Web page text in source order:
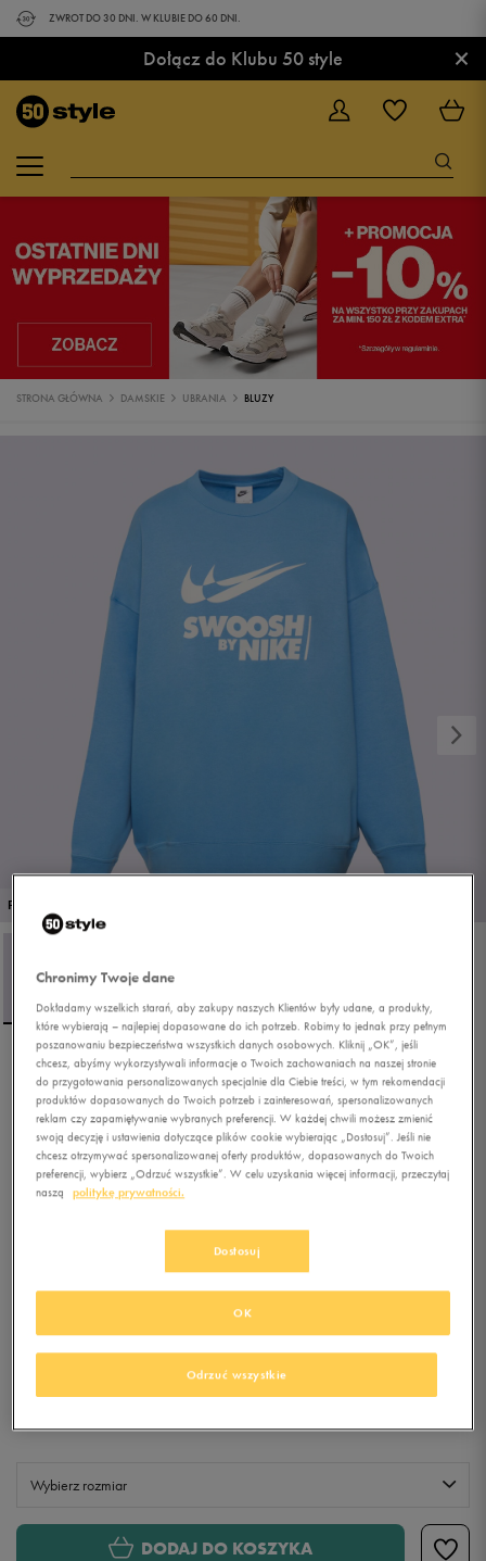
ZWROT DO 30 DNI. W KLUBIE DO 60 DNI.
Dołącz do Klubu 50 style ×
STRONA GŁÓWNA DAMSKIE UBRANIA BLUZY
PROMO: DO -30%
NIKE BLUZA W NSW FLC
OS CREW GLS
0.0 (0)
(cena bezpośrednio przed promocją)
zł -12%(najniższa cena z 30 dni przed obniżką)
172,49złz Vat
KLUBIE 50 STYLE
Wybierz rozmiar
Powiadom o dostępności
DODAJ DO KOSZYKA
Chronimy Twoje dane
Dokładamy wszelkich starań, aby zakupy naszych Klientów były udane, a produkty,
które wybierają – najlepiej dopasowane do ich potrzeb. Robimy to jednak przy pełnym
poszanowaniu bezpieczeństwa wszystkich danych osobowych. Kliknij „OK”, jeśli
chcesz, abyśmy wykorzystywali informacje o Twoich zachowaniach na naszej stronie
do przygotowania personalizowanych specjalnie dla Ciebie treści, w tym rekomendacji
produktów dopasowanych do Twoich potrzeb i zainteresowań, spersonalizowanych
reklam czy zapamiętywanie wybranych preferencji. W każdej chwili możesz zmienić
swoją decyzję i ustawienia dotyczące plików cookie wybierając „Dostosuj”. Jeśli nie
chcesz otrzymywać spersonalizowanej oferty produktów, dopasowanych do Twoich
preferencji, wybierz „Odrzuć wszystkie”. W celu uzyskania więcej informacji, przeczytaj
naszą
politykę prywatności.
Dostosuj
Odrzuć wszystkie
OK